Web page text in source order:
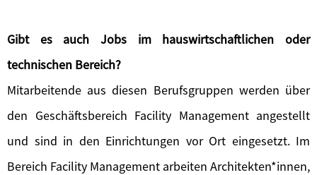
Gibt es auch Jobs im hauswirtschaftlichen oder
technischen Bereich?
Mitarbeitende aus diesen Berufsgruppen werden über
den Geschäftsbereich Facility Management angestellt
und sind in den Einrichtungen vor Ort eingesetzt. Im
Bereich Facility Management arbeiten Architekten*innen,